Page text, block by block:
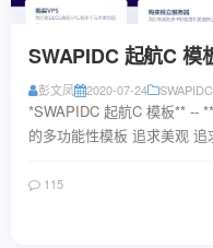
SWAPIDC 起航C 模
彭文凤 2020-07-24 SWAPIDC
*SWAPIDC 起航C 模板** --
的多功能性模板 追求美观
115